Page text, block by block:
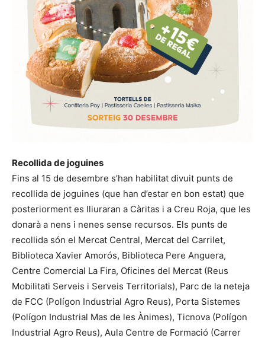
Recollida de joguines
Fins al 15 de desembre s’han habilitat divuit punts de
recollida de joguines (que han d’estar en bon estat) que
posteriorment es lliuraran a Càritas i a Creu Roja, que les
donarà a nens i nenes sense recursos. Els punts de
recollida són el Mercat Central, Mercat del Carrilet,
Biblioteca Xavier Amorós, Biblioteca Pere Anguera,
Centre Comercial La Fira, Oficines del Mercat (Reus
Mobilitati Serveis i Serveis Territorials), Parc de la neteja
de FCC (Polígon Industrial Agro Reus), Porta Sistemes
(Polígon Industrial Mas de les Ànimes), Ticnova (Polígon
Industrial Agro Reus), Aula Centre de Formació (Carrer